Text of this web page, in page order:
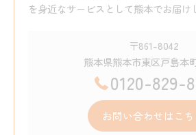
を身近なサービスとして熊本でお届け
〒861-8042
熊本県熊本市東区戸島本
0120-829-
お問い合わせはこち